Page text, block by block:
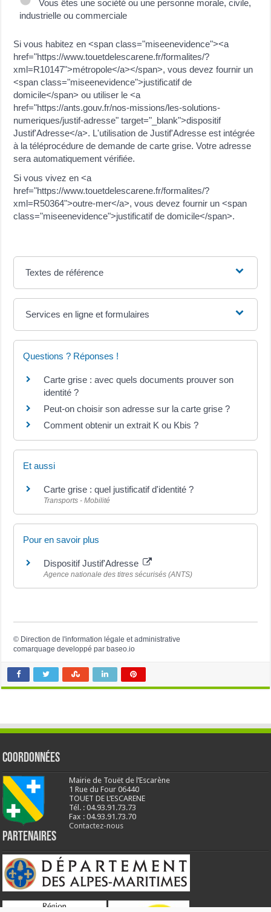
Vous êtes une société ou une personne morale, civile,
industrielle ou commerciale
Si vous habitez en <span class="miseenevidence"><a
href="https://www.touetdelescarene.fr/formalites/?
xml=R10147">métropole</a></span>, vous devez fournir un
<span class="miseenevidence">justificatif de
domicile</span> ou utiliser le <a
href="https://ants.gouv.fr/nos-missions/les-solutions-
numeriques/justif-adresse" target="_blank">dispositif
Justif'Adresse</a>. L'utilisation de Justif'Adresse est intégrée
à la téléprocédure de demande de carte grise. Votre adresse
sera automatiquement vérifiée.
Si vous vivez en <a
href="https://www.touetdelescarene.fr/formalites/?
xml=R50364">outre-mer</a>, vous devez fournir un <span
class="miseenevidence">justificatif de domicile</span>.
Textes de référence
Services en ligne et formulaires
Questions ? Réponses !
Carte grise : avec quels documents prouver son
identité ?
Peut-on choisir son adresse sur la carte grise ?
Comment obtenir un extrait K ou Kbis ?
Et aussi
Carte grise : quel justificatif d'identité ?
Transports - Mobilité
Pour en savoir plus
Dispositif Justif'Adresse
Agence nationale des titres sécurisés (ANTS)
© Direction de l'information légale et administrative
comarquage developpé par baseo.io
Coordonnées
Mairie de Touët de l’Escarène
1 Rue du Four 06440
TOUET DE L’ESCARENE
Tél. : 04.93.91.73.73
Fax : 04.93.91.73.70
Contactez-nous
Partenaires